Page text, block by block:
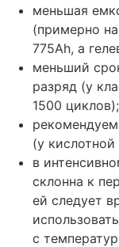
меньшая
(примерно
775Ah, а
меньший
разряд (у
1500 циклов);
(у
в
склонна к
ей следует
с